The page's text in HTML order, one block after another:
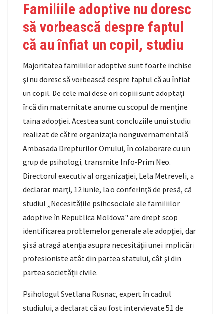
Familiile adoptive nu doresc
să vorbească despre faptul
că au înfiat un copil, studiu
Majoritatea familiilor adoptive sunt foarte închise
şi nu doresc să vorbească despre faptul că au înfiat
un copil. De cele mai dese ori copiii sunt adoptaţi
încă din maternitate anume cu scopul de menţine
taina adopţiei. Acestea sunt concluziile unui studiu
realizat de către organizaţia nonguvernamentală
Ambasada Drepturilor Omului, în colaborare cu un
grup de psihologi, transmite Info-Prim Neo.
Directorul executiv al organizaţiei, Lela Metreveli, a
declarat marţi, 12 iunie, la o conferinţă de presă, că
studiul „Necesităţile psihosociale ale familiilor
adoptive în Republica Moldova" are drept scop
identificarea problemelor generale ale adopţiei, dar
şi să atragă atenţia asupra necesităţii unei implicări
profesioniste atât din partea statului, cât şi din
partea societăţii civile.
Psihologul Svetlana Rusnac, expert în cadrul
studiului, a declarat că au fost intervievate 51 de